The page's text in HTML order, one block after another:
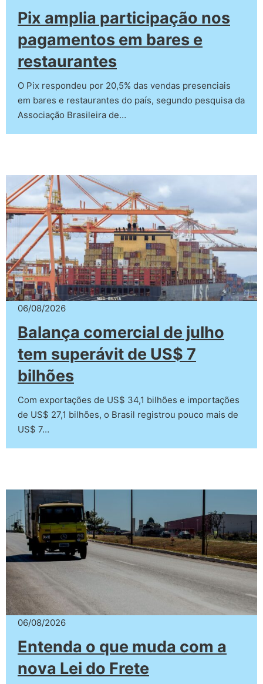
Pix amplia participação nos
pagamentos em bares e
restaurantes
O Pix respondeu por 20,5% das vendas presenciais
em bares e restaurantes do país, segundo pesquisa da
Associação Brasileira de…
06/08/2026
Balança comercial de julho
tem superávit de US$ 7
bilhões
Com exportações de US$ 34,1 bilhões e importações
de US$ 27,1 bilhões, o Brasil registrou pouco mais de
US$ 7…
06/08/2026
Entenda o que muda com a
nova Lei do Frete